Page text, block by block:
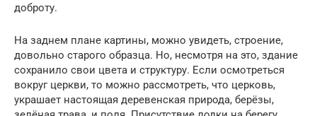
доброту.
На заднем плане картины, можно увидеть, строение,
довольно старого образца. Но, несмотря на это, здание
сохранило свои цвета и структуру. Если осмотреться
вокруг церкви, то можно рассмотреть, что церковь,
украшает настоящая деревенская природа, берёзы,